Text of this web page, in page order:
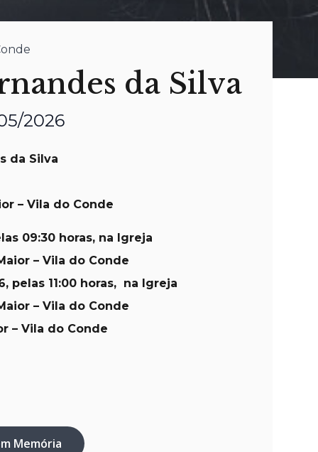
da Silva
2026
da Silva
– Vila do Conde
09:30 horas, na Igreja
– Vila do Conde
, pelas 11:00 horas, na Igreja
– Vila do Conde
– Vila do Conde
Memória